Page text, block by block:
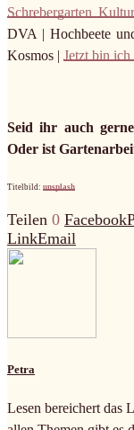
Schrebergarten
DVA | Hochbeete
Kosmos | Jetzt bin ich
Seid ihr auch
Oder ist
Titelbild: unsplash
Teilen 0 Facebook
LinkEmail
Petra
Lesen bereichert das